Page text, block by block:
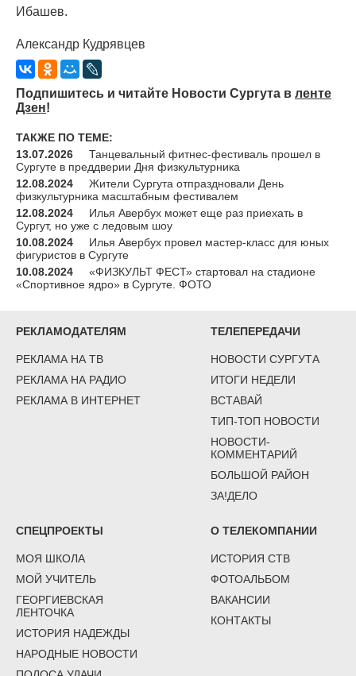
Ибашев.
Александр Кудрявцев
Подпишитесь и читайте Новости Сургута в ленте
Дзен!
ТАКЖЕ ПО ТЕМЕ:
13.07.2026
Танцевальный фитнес-фестиваль прошел в
Сургуте в преддверии Дня физкультурника
12.08.2024
Жители Сургута отпраздновали День
физкультурника масштабным фестивалем
12.08.2024
Илья Авербух может еще раз приехать в
Сургут, но уже с ледовым шоу
10.08.2024
Илья Авербух провел мастер-класс для юных
фигуристов в Сургуте
10.08.2024
«ФИЗКУЛЬТ ФЕСТ» стартовал на стадионе
«Спортивное ядро» в Сургуте. ФОТО
РЕКЛАМОДАТЕЛЯМ
РЕКЛАМА НА ТВ
РЕКЛАМА НА РАДИО
РЕКЛАМА В ИНТЕРНЕТ
ТЕЛЕПЕРЕДАЧИ
НОВОСТИ СУРГУТА
ИТОГИ НЕДЕЛИ
ВСТАВАЙ
ТИП-ТОП НОВОСТИ
НОВОСТИ-
КОММЕНТАРИЙ
БОЛЬШОЙ РАЙОН
ЗА!ДЕЛО
СПЕЦПРОЕКТЫ
МОЯ ШКОЛА
МОЙ УЧИТЕЛЬ
ГЕОРГИЕВСКАЯ
ЛЕНТОЧКА
ИСТОРИЯ НАДЕЖДЫ
НАРОДНЫЕ НОВОСТИ
О ТЕЛЕКОМПАНИИ
ИСТОРИЯ СТВ
ФОТОАЛЬБОМ
ВАКАНСИИ
КОНТАКТЫ